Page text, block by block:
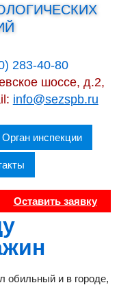
283-40-80
шоссе, д.2,
info@sezspb.ru
Орган инспекции
Оставить заявку
обильный и в городе,